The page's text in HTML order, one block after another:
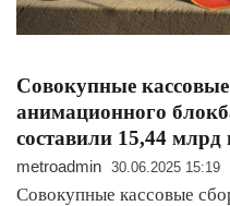
Совокупные
анимационного
составили 15,44 млрд
metroadmin 30.06.2025 15:19
Совокупные кассовые